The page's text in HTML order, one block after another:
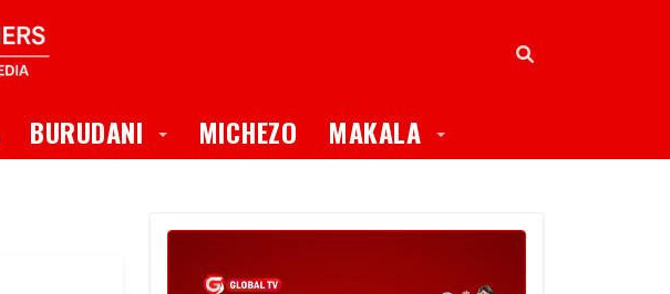
BURUDANI Toggle Dropdown
MICHEZO MAKALA Toggle Dropdown